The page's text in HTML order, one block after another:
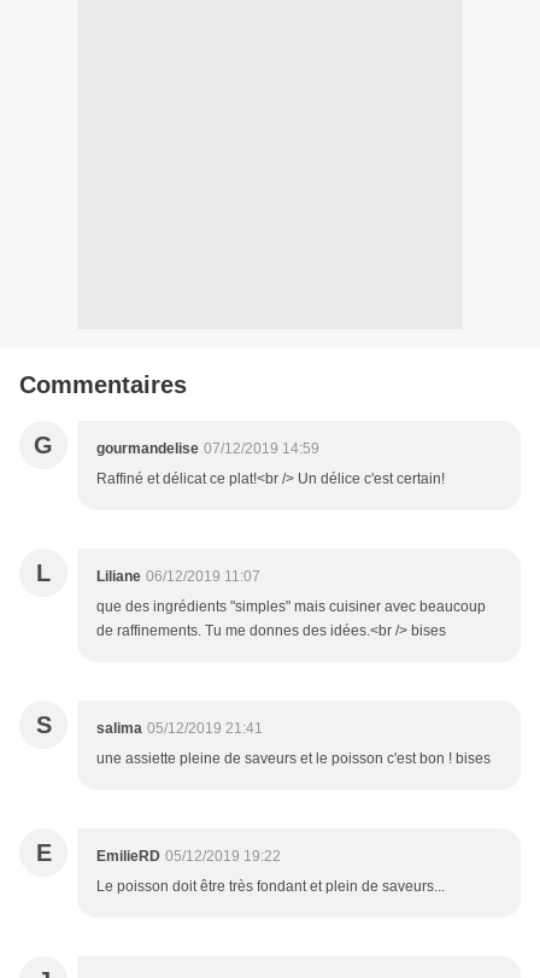
Commentaires
G gourmandelise 07/12/2019 14:59
Raffiné et délicat ce plat!<br /> Un délice c'est certain!
L Liliane 06/12/2019 11:07
que des ingrédients "simples" mais cuisiner avec beaucoup
de raffinements. Tu me donnes des idées.<br /> bises
S salima 05/12/2019 21:41
une assiette pleine de saveurs et le poisson c'est bon ! bises
E EmilieRD 05/12/2019 19:22
Le poisson doit être très fondant et plein de saveurs...